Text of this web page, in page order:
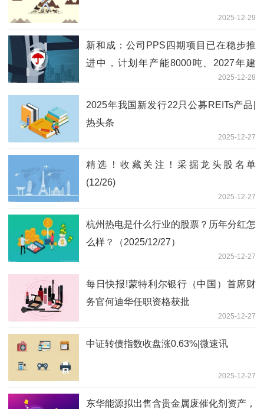
2025-12-29
新和成：公司PPS四期项目已在稳步推
进中，计划年产能8000吨、2027年建
成，生物基和常规产品均可以生产2025-12-28
2025年我国新发行22只公募REITs产品|
热头条
2025-12-27
精选！收藏关注！采掘龙头股名单
(12/26)
2025-12-27
杭州热电是什么行业的股票？历年分红怎
么样？（2025/12/27）
2025-12-27
每日快报!蒙特利尔银行（中国）首席财
务官何迪华任职资格获批
2025-12-27
中证转债指数收盘涨0.63%|微速讯
2025-12-27
东华能源拟出售含贵金属废催化剂资产，